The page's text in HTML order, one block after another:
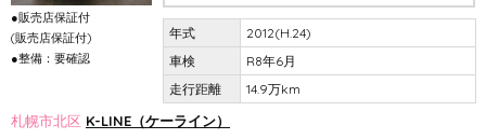
●販売店保証付
(販売店保証付)
●整備：要確認
2012(H.24)
R8年6月
14.9万km
札幌市北区 K-LINE（ケーライン）